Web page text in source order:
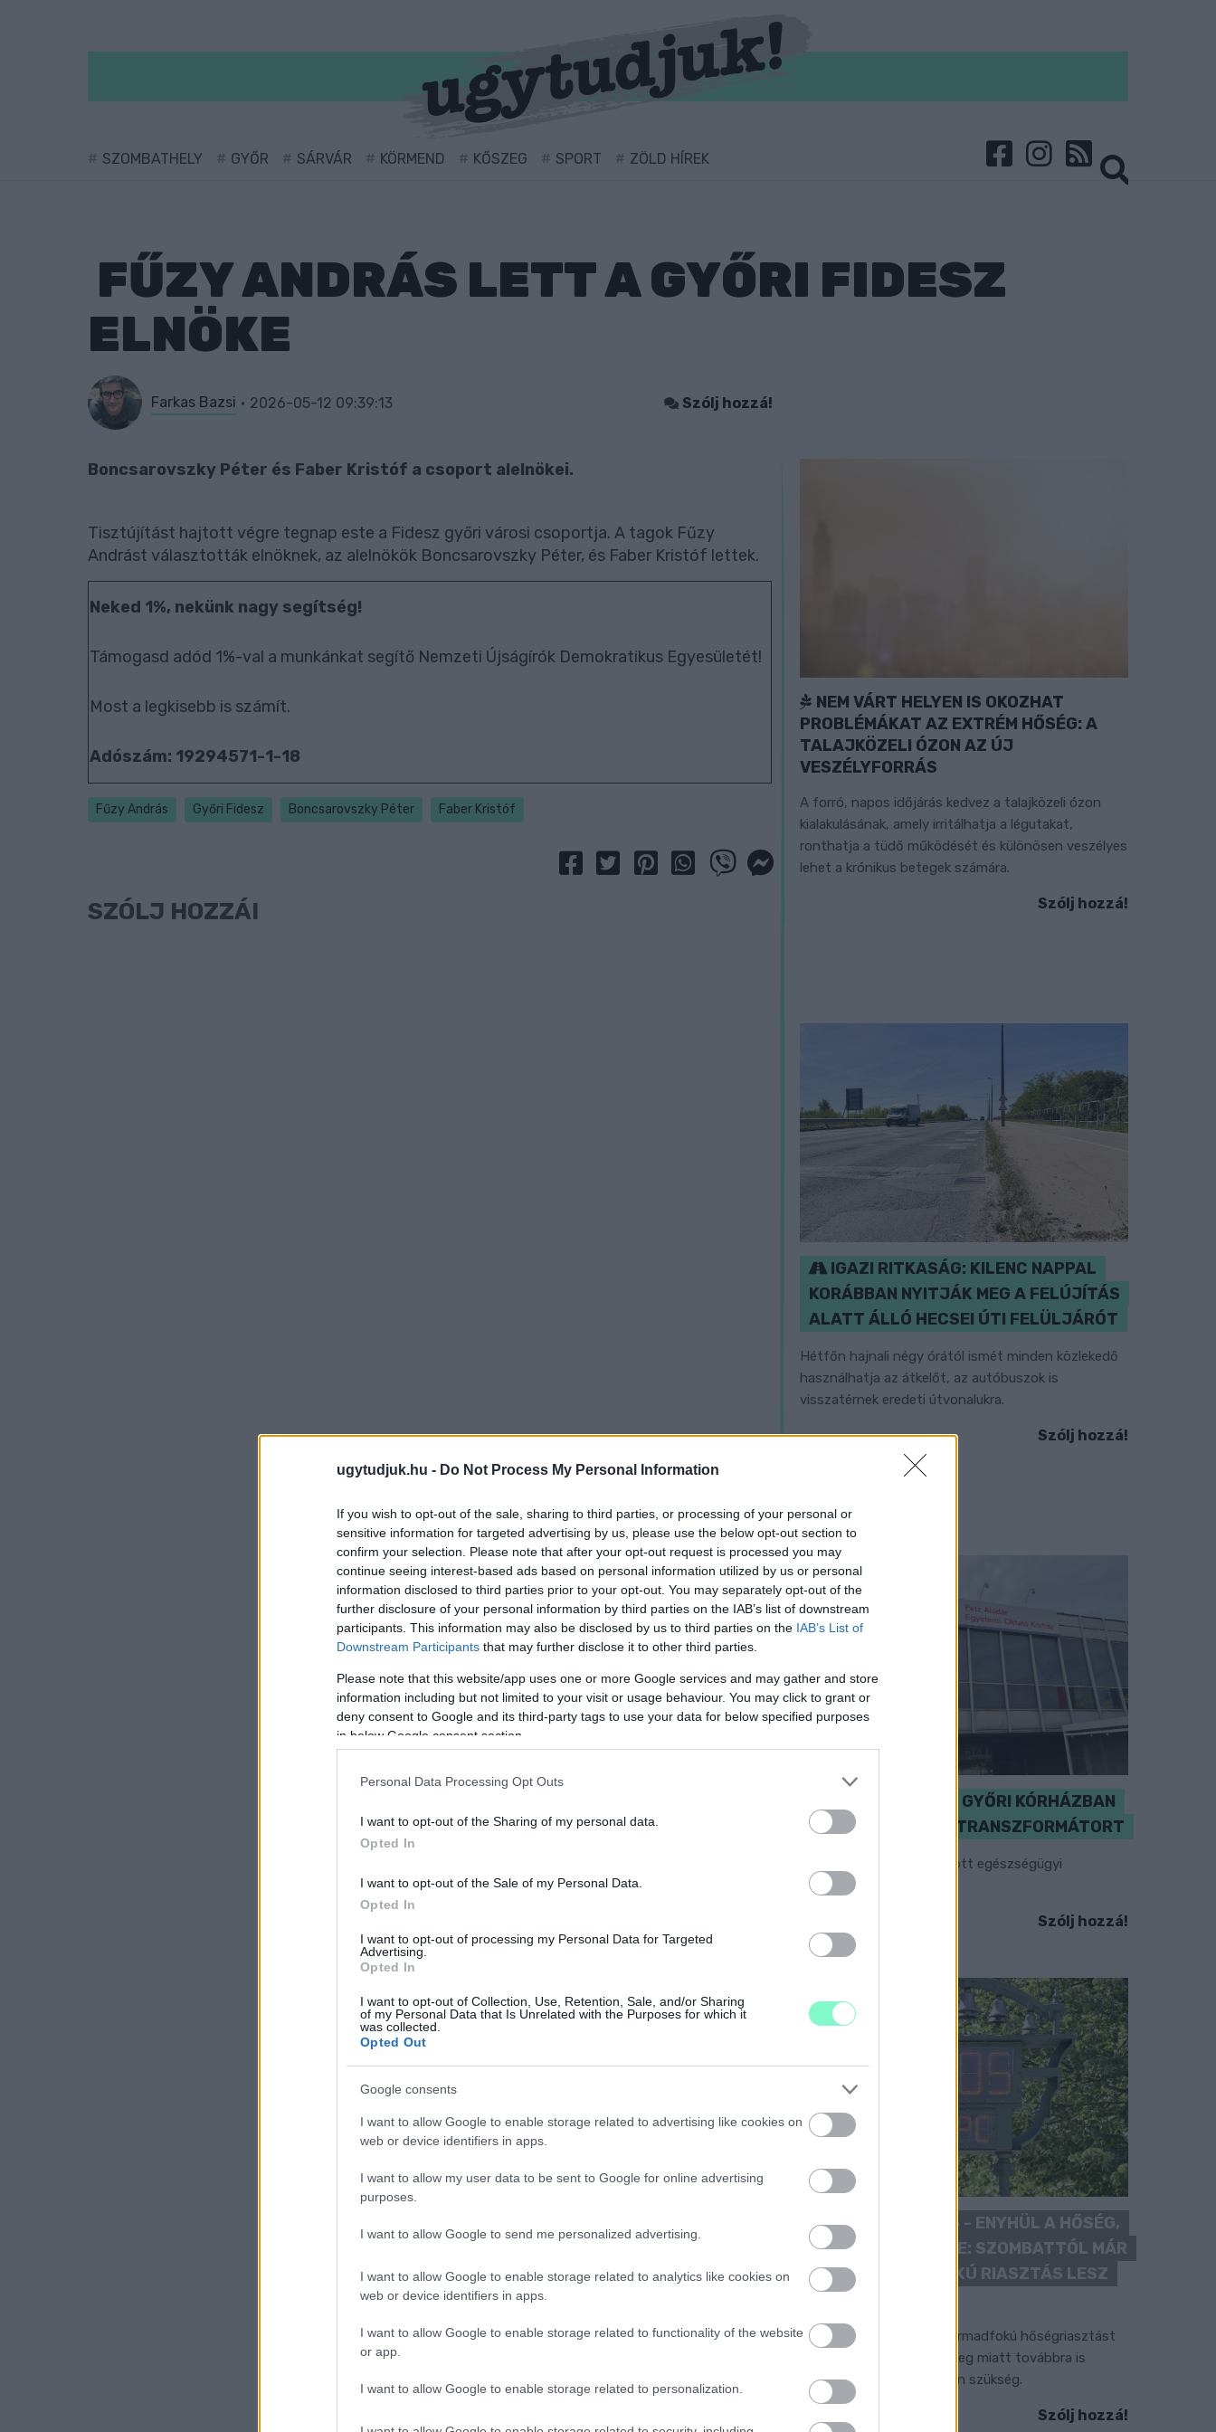
ugytudjuk.hu - Do Not Process My Personal Information
If you wish to opt-out of the sale, sharing to third parties, or processing of your personal or
sensitive information for targeted advertising by us, please use the below opt-out section to
confirm your selection. Please note that after your opt-out request is processed you may
continue seeing interest-based ads based on personal information utilized by us or personal
information disclosed to third parties prior to your opt-out. You may separately opt-out of the
further disclosure of your personal information by third parties on the IAB’s list of downstream
participants. This information may also be disclosed by us to third parties on the IAB’s List of
Downstream Participants that may further disclose it to other third parties.
Please note that this website/app uses one or more Google services and may gather and store
information including but not limited to your visit or usage behaviour. You may click to grant or
deny consent to Google and its third-party tags to use your data for below specified purposes
in below Google consent section.
Personal Data Processing Opt Outs
I want to opt-out of the Sharing of my personal data.
Opted In
I want to opt-out of the Sale of my Personal Data.
Opted In
I want to opt-out of processing my Personal Data for Targeted
Advertising.
Opted In
I want to opt-out of Collection, Use, Retention, Sale, and/or Sharing
of my Personal Data that Is Unrelated with the Purposes for which it
was collected.
Opted Out
Google consents
I want to allow Google to enable storage related to advertising like cookies on
web or device identifiers in apps.
I want to allow my user data to be sent to Google for online advertising
purposes.
I want to allow Google to send me personalized advertising.
I want to allow Google to enable storage related to analytics like cookies on
web or device identifiers in apps.
I want to allow Google to enable storage related to functionality of the website
or app.
I want to allow Google to enable storage related to personalization.
SZOMBATHELY GYŐR SÁRVÁR KÖRMEND KŐSZEG SPORT ZÖLD HÍREK
FŰZY ANDRÁS LETT A GYŐRI FIDESZ
ELNÖKE
Farkas Bazsi 2026-05-12 09:39:13 Szólj hozzá!
Boncsarovszky Péter és Faber Kristóf a csoport alelnökei.
Tisztújítást hajtott végre tegnap este a Fidesz győri városi csoportja. A tagok Fűzy
Andrást választották elnöknek, az alelnökök Boncsarovszky Péter, és Faber Kristóf lettek.
Neked 1%, nekünk nagy segítség!
Támogasd adód 1%-val a munkánkat segítő Nemzeti Újságírók Demokratikus Egyesületét!
Most a legkisebb is számít.
Adószám: 19294571-1-18
Fűzy András Győri Fidesz Boncsarovszky Péter Faber Kristóf
SZÓLJ HOZZÁ!
NEM VÁRT HELYEN IS OKOZHAT
PROBLÉMÁKAT AZ EXTRÉM HŐSÉG: A
TALAJKÖZELI ÓZON AZ ÚJ
VESZÉLYFORRÁS
A forró, napos időjárás kedvez a talajközeli ózon
kialakulásának, amely irritálhatja a légutakat,
ronthatja a tüdő működését és különösen veszélyes
lehet a krónikus betegek számára.
Szólj hozzá!
IGAZI RITKASÁG: KILENC NAPPAL
KORÁBBAN NYITJÁK MEG A FELÚJÍTÁS
ALATT ÁLLÓ HECSEI ÚTI FELÜLJÁRÓT
Hétfőn hajnali négy órától ismét minden közlekedő
használhatja az átkelőt, az autóbuszok is
visszatérnek eredeti útvonalukra.
Szólj hozzá!
KICSERÉLTÉK A GYŐRI KÓRHÁZBAN
MEGHIBÁSODOTT TRANSZFORMÁTORT
Megkezdték az elhalasztott egészségügyi
ellátásokat.
Szólj hozzá!
KÁNIKULA 2026 - ENYHÜL A HŐSÉG,
DE MÉG NINCS VÉGE: SZOMBATTÓL MÁR
“CSAK” MÁSODFOKÚ RIASZTÁS LESZ
A július vége óta tartó harmadfokú hőségriasztást
mérséklik, de a tartós meleg miatt továbbra is
fokozott óvatosságra van szükség.
Szólj hozzá!